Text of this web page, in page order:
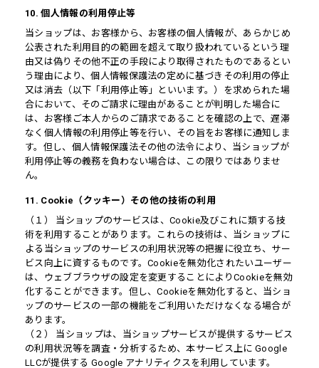
10. 個人情報の利用停止等
当ショップは、お客様から、お客様の個人情報が、あらかじめ
公表された利用目的の範囲を超えて取り扱われているという理
由又は偽りその他不正の手段により取得されたものであるとい
う理由により、個人情報保護法の定めに基づきその利用の停止
又は消去（以下「利用停止等」といいます。）を求められた場
合において、そのご請求に理由があることが判明した場合に
は、お客様ご本人からのご請求であることを確認の上で、遅滞
なく個人情報の利用停止等を行い、その旨をお客様に通知しま
す。但し、個人情報保護法その他の法令により、当ショップが
利用停止等の義務を負わない場合は、この限りではありませ
ん。
11. Cookie（クッキー）その他の技術の利用
（１） 当ショップのサービスは、Cookie及びこれに類する技
術を利用することがあります。これらの技術は、当ショップに
よる当ショップのサービスの利用状況等の把握に役立ち、サー
ビス向上に資するものです。Cookieを無効化されたいユーザー
は、ウェブブラウザの設定を変更することによりCookieを無効
化することができます。但し、Cookieを無効化すると、当ショ
ップのサービスの一部の機能をご利用いただけなくなる場合が
あります。
（２） 当ショップは、当ショップサービスが提供するサービス
の利用状況等を調査・分析するため、本サービス上に Google
LLCが提供する Google アナリティクスを利用しています。